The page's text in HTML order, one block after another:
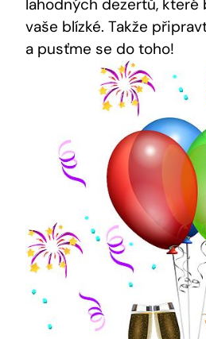
lahodných dezertů,
vaše⁣ blízké. Takže
a pusťme ‍se do toho!